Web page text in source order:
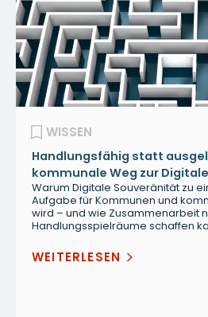
WISSEN
Handlungsfähig statt
kommunale Weg zur
Warum Digitale Souveränität zu
Aufgabe für Kommunen und
wird – und wie Zusammenarbeit
Handlungsspielräume schaffen
WEITERLESEN